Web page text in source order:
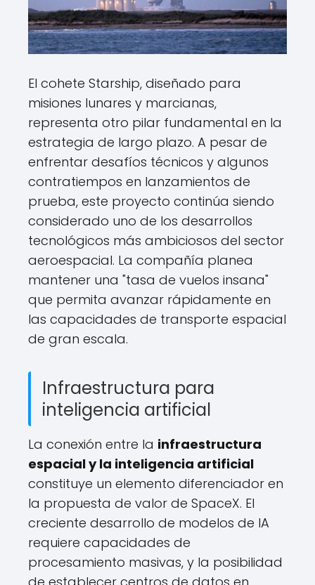
El cohete Starship, diseñado para
misiones lunares y marcianas,
representa otro pilar fundamental en la
estrategia de largo plazo. A pesar de
enfrentar desafíos técnicos y algunos
contratiempos en lanzamientos de
prueba, este proyecto continúa siendo
considerado uno de los desarrollos
tecnológicos más ambiciosos del sector
aeroespacial. La compañía planea
mantener una "tasa de vuelos insana"
que permita avanzar rápidamente en
las capacidades de transporte espacial
de gran escala.
Infraestructura para
inteligencia artificial
La conexión entre la infraestructura
espacial y la inteligencia artificial
constituye un elemento diferenciador en
la propuesta de valor de SpaceX. El
creciente desarrollo de modelos de IA
requiere capacidades de
procesamiento masivas, y la posibilidad